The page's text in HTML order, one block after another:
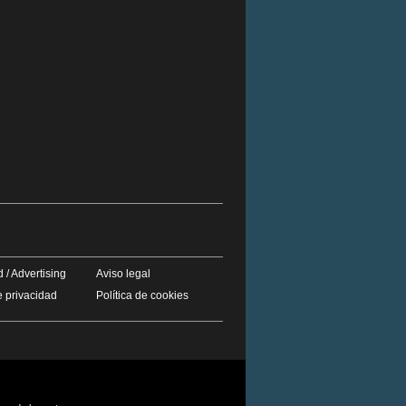
/ Advertising
privacidad
Aviso legal
Política de cookies